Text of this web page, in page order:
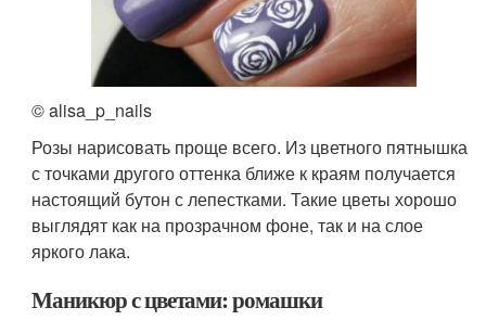
© alisa_p_nails
Розы нарисовать проще всего. Из цветного пятнышка
с точками другого оттенка ближе к краям получается
настоящий бутон с лепестками. Такие цветы хорошо
выглядят как на прозрачном фоне, так и на слое
яркого лака.
Маникюр с цветами: ромашки